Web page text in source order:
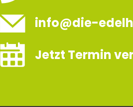
info@die-
Jetzt Termin